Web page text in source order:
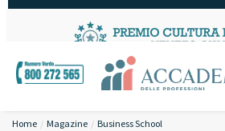
Home Magazine Business School